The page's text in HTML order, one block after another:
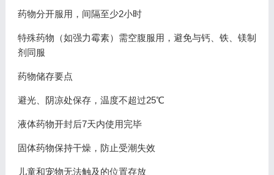
药物分开服用，间隔至少2小时
特殊药物（如强力霉素）需空腹服用，避免与钙、铁、镁制
剂同服
药物储存要点
避光、阴凉处保存，温度不超过25℃
液体药物开封后7天内使用完毕
固体药物保持干燥，防止受潮失效
儿童和宠物无法触及的位置存放